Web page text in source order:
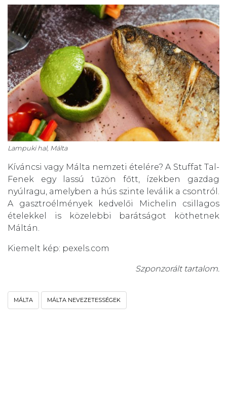
Lampuki hal, Málta
Kíváncsi vagy Málta nemzeti ételére? A Stuffat Tal-
Fenek egy lassú tűzön főtt, ízekben gazdag
nyúlragu, amelyben a hús szinte leválik a csontról.
A gasztroélmények kedvelői Michelin csillagos
ételekkel is közelebbi barátságot köthetnek
Máltán.
Kiemelt kép: pexels.com
Szponzorált tartalom.
MÁLTA MÁLTA NEVEZETESSÉGEK